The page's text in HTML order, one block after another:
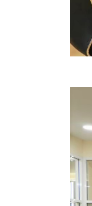
สรุปผลก
ระเบียบ
ITA : กา
การจัดก
ข้อระเบี